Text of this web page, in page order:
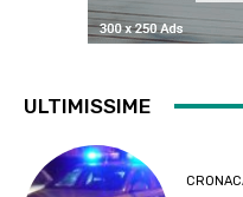
ULTIMISSIME